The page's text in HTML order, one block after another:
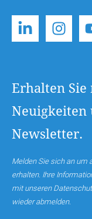
Erhalten Sie
Neuigkeiten
Newsletter.
Melden Sie sich an um
erhalten. Ihre
mit unseren
wieder abmelden.